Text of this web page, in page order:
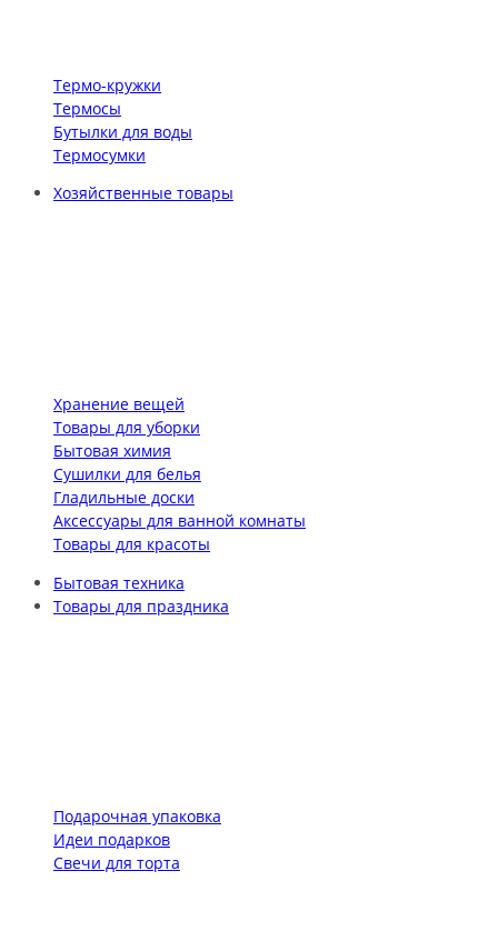
Термо-кружки
Термосы
Бутылки для воды
Термосумки
Хозяйственные товары
Хранение вещей
Товары для уборки
Бытовая химия
Сушилки для белья
Гладильные доски
Аксессуары для ванной комнаты
Товары для красоты
Бытовая техника
Товары для праздника
Подарочная упаковка
Идеи подарков
Свечи для торта